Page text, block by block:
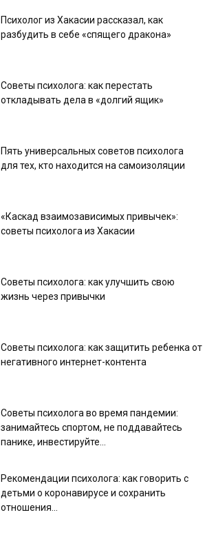
Психолог из Хакасии рассказал, как
разбудить в себе «спящего дракона»
Советы психолога: как перестать
откладывать дела в «долгий ящик»
Пять универсальных советов психолога
для тех, кто находится на самоизоляции
«Каскад взаимозависимых привычек»:
советы психолога из Хакасии
Советы психолога: как улучшить свою
жизнь через привычки
Советы психолога: как защитить ребенка от
негативного интернет-контента
Советы психолога во время пандемии:
занимайтесь спортом, не поддавайтесь
панике, инвестируйте...
Рекомендации психолога: как говорить с
детьми о коронавирусе и сохранить
отношения...